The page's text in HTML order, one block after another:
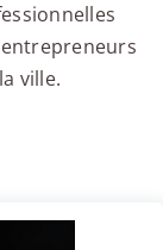
entrepreneurs
ville.